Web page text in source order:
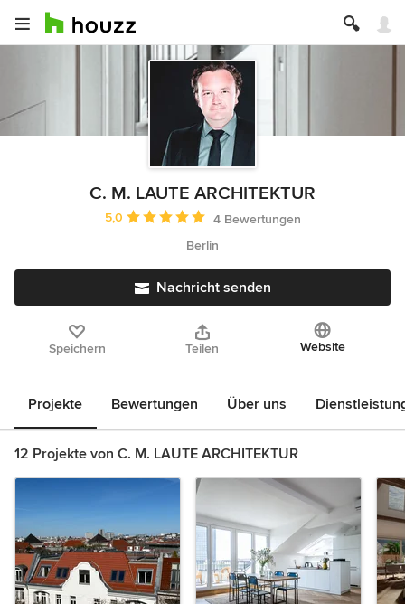
C. M. LAUTE ARCHITEKTUR
Durchschnittliche Bewertung: 5 von 5 Sternen
5,0
4 Bewertungen
Berlin
Nachricht senden
Speichern Teilen Website
Projekte Bewertungen Über uns
12 Projekte von C. M. LAUTE ARCHITEKTUR